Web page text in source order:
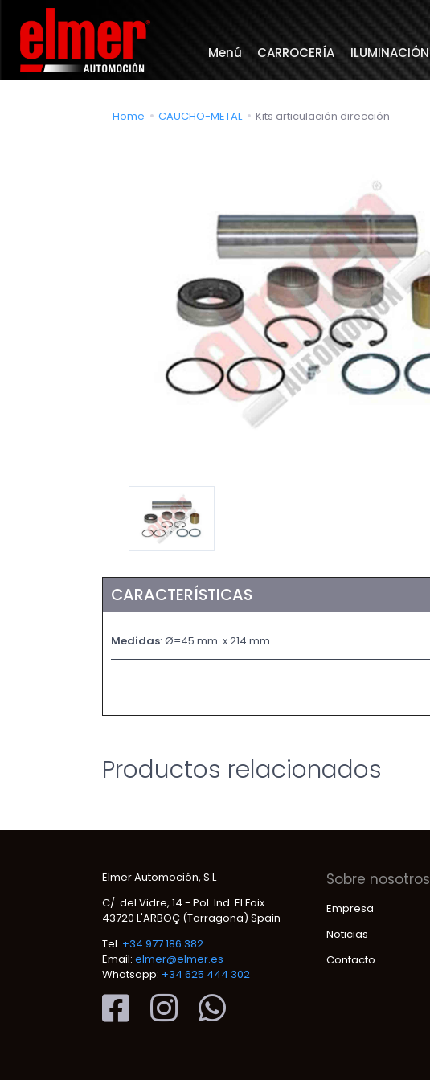
Menú CARROCERÍA ILUMINACIÓN
Home CAUCHO-METAL Kits articulación dirección
CARACTERÍSTICAS
Medidas: Ø=45 mm. x 214 mm.
Productos relacionados
Elmer Automoción, S.L
C/. del Vidre, 14 - Pol. Ind. El Foix
43720 L'ARBOÇ (Tarragona) Spain
Tel. +34 977 186 382
Email: elmer@elmer.es
Whatsapp: +34 625 444 302
Sobre nosotros
Empresa
Noticias
Contacto